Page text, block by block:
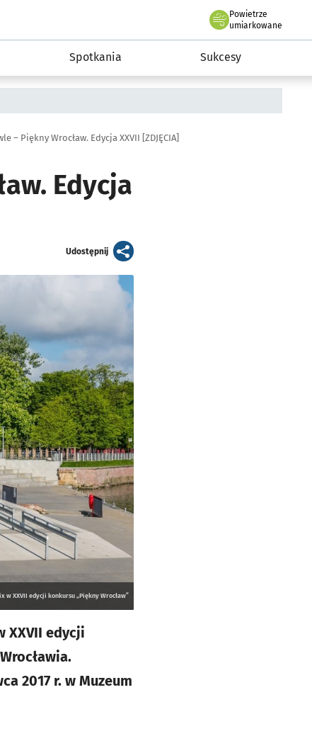
przedsiębiorczości miasta Wrocławia
Powietrze
we Wrocławiu
umiarkowane
Spotkania Sukcesy
– Piękny Wrocław. Edycja XXVII [ZDJĘCIA]
Edycja
Udostępnijartykuł
XXVII edycji konkursu „Piękny Wrocław”
XXVII edycji
2017 r. w Muzeum